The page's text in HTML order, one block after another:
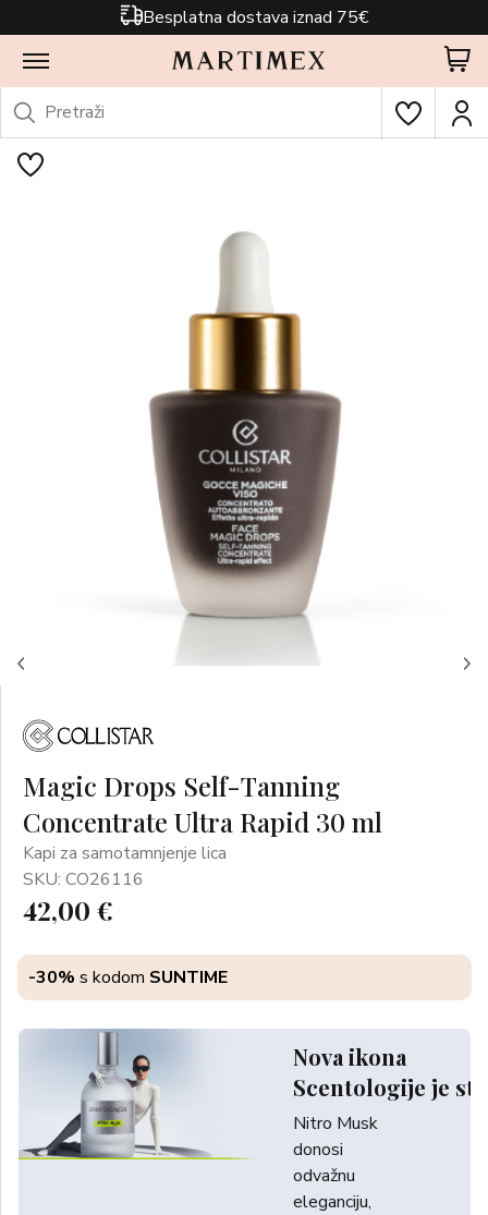
Besplatna dostava iznad 75€
Magic Drops Self-Tanning
Concentrate Ultra Rapid 30 ml
Kapi za samotamnjenje lica
SKU: CO26116
42,00 €
-30% s kodom SUNTIME
Nova ikona
Scentologije je
Nitro Musk
donosi
odvažnu
eleganciju,